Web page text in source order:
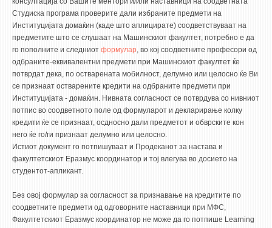
Студиска програма проверите дали избраните предмети на
Институцијата домаќин (каде што аплицирате) соодветствуваат на
предметите што се слушаат на Машинскиот факултет, потребно е да
го пополните и следниот формулар, во кој соодветните професори од
одбраните-еквивалентни предмети при Машинскиот факултет ќе
потврдат дека, по остварената мобилност, делумно или целосно ќе Ви
се признаат остварените кредити на одбраните предмети при
Институцијата - домаќин. Нивната согласност се потврдува со нивниот
потпис во соодветното поле од формуларот и декларирање колку
кредити ќе се признаат, осдносно дали предметот и обврските кон
него ќе го/ги признаат делумно или целосно.
Истиот документ го потпишуваат и Продеканот за настава и
факултетскиот Еразмус координатор и тој влегува во досието на
студентот-апликант.
Без овој формулар за согласност за признавање на кредитите по
соодветните предмети од одговорните наставници при МФС,
Факултетскиот Еразмус координатор не може да го потпише Learning